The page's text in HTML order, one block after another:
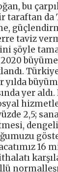
bu
taraftan da
taviz
şöyle
yılda
yer
2,5;
16